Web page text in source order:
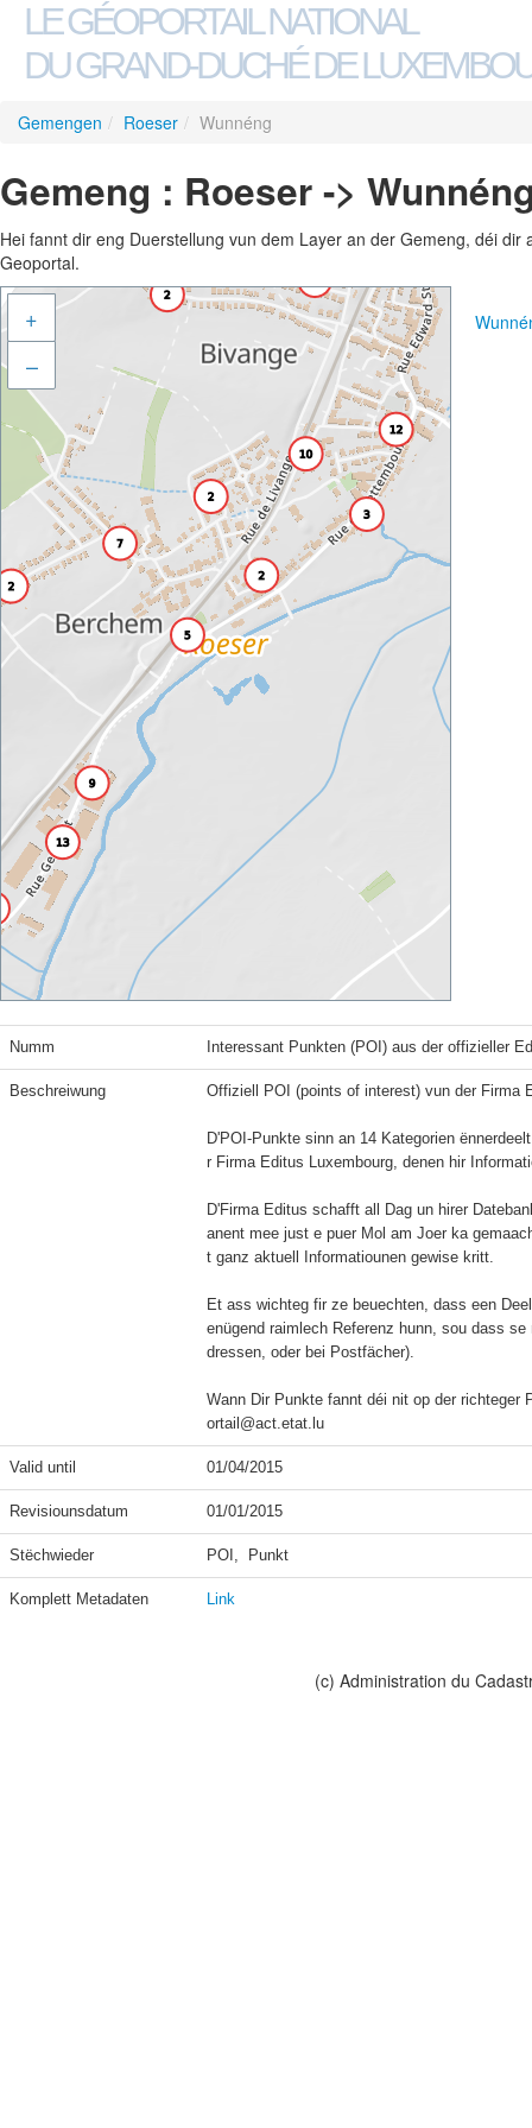
LE GÉOPORTAIL NATIONAL
DU GRAND-DUCHÉ DE
Gemengen / Roeser / Wunnéng
Gemeng : Roeser ->
Hei fannt dir eng Duerstellung vun dem Layer an der Gemeng, déi
Geoportal.
+
–
Numm Interessant Punkten (POI) aus der offizieller
Beschreiwung Offiziell POI (points of interest) vun der Firma
D'POI-Punkte sinn an 14 Kategorien
r Firma Editus Luxembourg, denen hir
D'Firma Editus schafft all Dag un hirer
anent mee just e puer Mol am Joer ka
t ganz aktuell Informatiounen gewise kritt.
Et ass wichteg fir ze beuechten, dass een
enügend raimlech Referenz hunn, sou dass
dressen, oder bei Postfächer).
Wann Dir Punkte fannt déi nit op der
ortail@act.etat.lu
Valid until 01/04/2015
Revisiounsdatum 01/01/2015
Stëchwieder POI,  Punkt
Komplett Metadaten Link
(c) Administration du